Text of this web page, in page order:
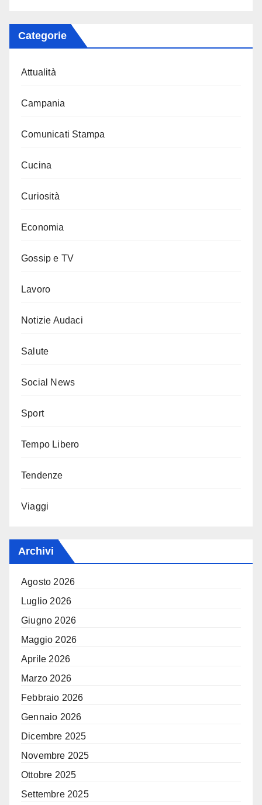
Categorie
Attualità
Campania
Comunicati Stampa
Cucina
Curiosità
Economia
Gossip e TV
Lavoro
Notizie Audaci
Salute
Social News
Sport
Tempo Libero
Tendenze
Viaggi
Archivi
Agosto 2026
Luglio 2026
Giugno 2026
Maggio 2026
Aprile 2026
Marzo 2026
Febbraio 2026
Gennaio 2026
Dicembre 2025
Novembre 2025
Ottobre 2025
Settembre 2025